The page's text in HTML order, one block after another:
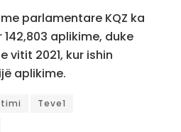
parlamentare KQZ ka
aplikime, duke
vitit 2021, kur ishin
aplikime.
Teve1